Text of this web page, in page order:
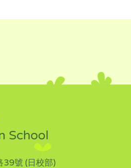
School
39號 (日校部)